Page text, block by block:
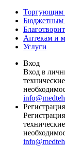
Торгующим
Бюджетным
Аптекам и
Услуги
Вход
Вход в
Регистрация